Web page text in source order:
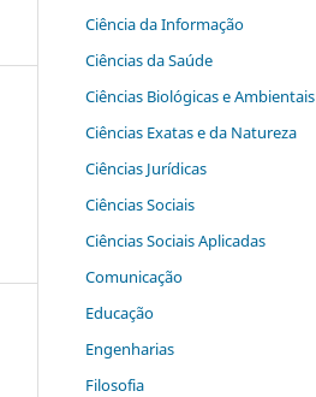
Ciência da Informação
Ciências da Saúde
Ciências Biológicas e Ambientais
Ciências Exatas e da Natureza
Ciências Jurídicas
Ciências Sociais
Ciências Sociais Aplicadas
Comunicação
Educação
Engenharias
Filosofia